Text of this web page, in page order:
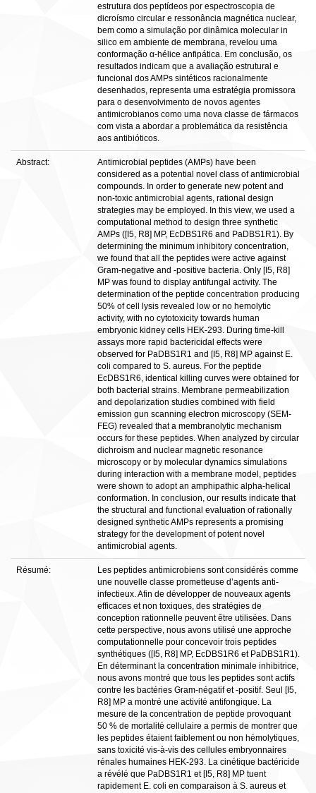
estrutura dos peptídeos por espectroscopia de
dicroísmo circular e ressonância magnética nuclear,
bem como a simulação por dinâmica molecular in
silico em ambiente de membrana, revelou uma
conformação α-hélice anfipática. Em conclusão, os
resultados indicam que a avaliação estrutural e
funcional dos AMPs sintéticos racionalmente
desenhados, representa uma estratégia promissora
para o desenvolvimento de novos agentes
antimicrobianos como uma nova classe de fármacos
com vista a abordar a problemática da resistência
aos antibióticos.
Abstract:
Antimicrobial peptides (AMPs) have been
considered as a potential novel class of antimicrobial
compounds. In order to generate new potent and
non-toxic antimicrobial agents, rational design
strategies may be employed. In this view, we used a
computational method to design three synthetic
AMPs ([I5, R8] MP, EcDBS1R6 and PaDBS1R1). By
determining the minimum inhibitory concentration,
we found that all the peptides were active against
Gram-negative and -positive bacteria. Only [I5, R8]
MP was found to display antifungal activity. The
determination of the peptide concentration producing
50% of cell lysis revealed low or no hemolytic
activity, with no cytotoxicity towards human
embryonic kidney cells HEK-293. During time-kill
assays more rapid bactericidal effects were
observed for PaDBS1R1 and [I5, R8] MP against E.
coli compared to S. aureus. For the peptide
EcDBS1R6, identical killing curves were obtained for
both bacterial strains. Membrane permeabilization
and depolarization studies combined with field
emission gun scanning electron microscopy (SEM-
FEG) revealed that a membranolytic mechanism
occurs for these peptides. When analyzed by circular
dichroism and nuclear magnetic resonance
microscopy or by molecular dynamics simulations
during interaction with a membrane model, peptides
were shown to adopt an amphipathic alpha-helical
conformation. In conclusion, our results indicate that
the structural and functional evaluation of rationally
designed synthetic AMPs represents a promising
strategy for the development of potent novel
antimicrobial agents.
Résumé:
Les peptides antimicrobiens sont considérés comme
une nouvelle classe prometteuse d’agents anti-
infectieux. Afin de développer de nouveaux agents
efficaces et non toxiques, des stratégies de
conception rationnelle peuvent être utilisées. Dans
cette perspective, nous avons utilisé une approche
computationnelle pour concevoir trois peptides
synthétiques ([I5, R8] MP, EcDBS1R6 et PaDBS1R1).
En déterminant la concentration minimale inhibitrice,
nous avons montré que tous les peptides sont actifs
contre les bactéries Gram-négatif et -positif. Seul [I5,
R8] MP a montré une activité antifongique. La
mesure de la concentration de peptide provoquant
50 % de mortalité cellulaire a permis de montrer que
les peptides étaient faiblement ou non hémolytiques,
sans toxicité vis-à-vis des cellules embryonnaires
rénales humaines HEK-293. La cinétique bactéricide
a révélé que PaDBS1R1 et [I5, R8] MP tuent
rapidement E. coli en comparaison à S. aureus et